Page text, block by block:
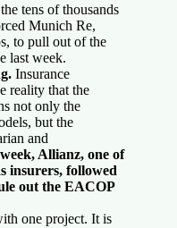
tens of thousands
Munich Re,
to pull out of the
last week.
Insurance
reality that the
not only the
but the
and
Allianz, one of
insurers, followed
out the EACOP
one project. It is